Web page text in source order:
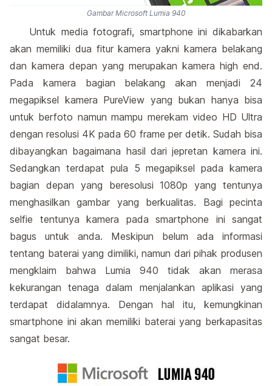
Gambar Microsoft Lumia 940
Untuk media fotografi, smartphone ini dikabarkan
akan memiliki dua fitur kamera yakni kamera belakang
dan kamera depan yang merupakan kamera high end.
Pada kamera bagian belakang akan menjadi 24
megapiksel kamera PureView yang bukan hanya bisa
untuk berfoto namun mampu merekam video HD Ultra
dengan resolusi 4K pada 60 frame per detik. Sudah bisa
dibayangkan bagaimana hasil dari jepretan kamera ini.
Sedangkan terdapat pula 5 megapiksel pada kamera
bagian depan yang beresolusi 1080p yang tentunya
menghasilkan gambar yang berkualitas. Bagi pecinta
selfie tentunya kamera pada smartphone ini sangat
bagus untuk anda. Meskipun belum ada informasi
tentang baterai yang dimiliki, namun dari pihak produsen
mengklaim bahwa Lumia 940 tidak akan merasa
kekurangan tenaga dalam menjalankan aplikasi yang
terdapat didalamnya. Dengan hal itu, kemungkinan
smartphone ini akan memiliki baterai yang berkapasitas
sangat besar.